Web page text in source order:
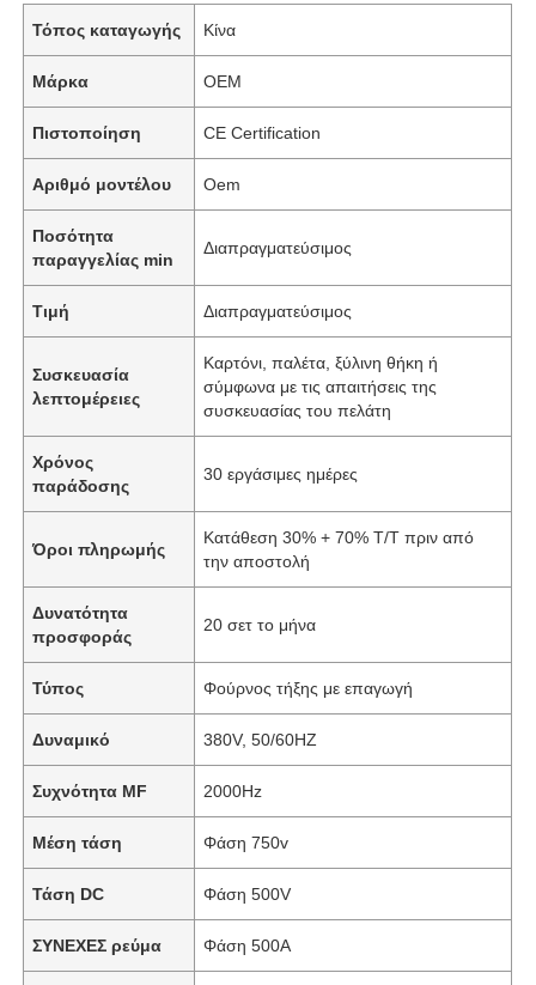
Τόπος καταγωγής Κίνα
Μάρκα OEM
Πιστοποίηση CE Certification
Αριθμό μοντέλου Oem
Ποσότητα
παραγγελίας min
Διαπραγματεύσιμος
Τιμή Διαπραγματεύσιμος
Συσκευασία
λεπτομέρειες
Καρτόνι, παλέτα, ξύλινη θήκη ή
σύμφωνα με τις απαιτήσεις της
συσκευασίας του πελάτη
Χρόνος
παράδοσης
30 εργάσιμες ημέρες
Όροι πληρωμής
Κατάθεση 30% + 70% T/T πριν από
την αποστολή
Δυνατότητα
προσφοράς
20 σετ το μήνα
Τύπος Φούρνος τήξης με επαγωγή
Δυναμικό 380V, 50/60HZ
Συχνότητα MF 2000Hz
Μέση τάση Φάση 750v
Τάση DC Φάση 500V
ΣΥΝΕΧΕΣ ρεύμα Φάση 500A